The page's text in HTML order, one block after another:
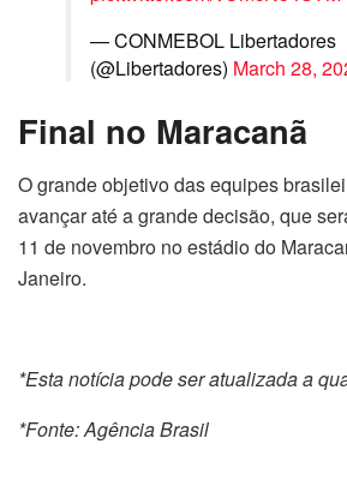
— CONMEBOL Libertadores
(@Libertadores) March 28,
Final no Maracanã
O grande objetivo das equipes
avançar até a grande decisão, que
11 de novembro no estádio do
Janeiro.
*Esta notícia pode ser atualizada a
*Fonte: Agência Brasil